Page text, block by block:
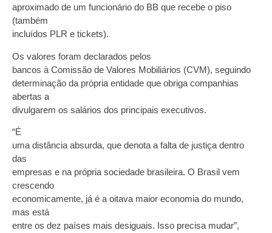
aproximado de um funcionário do BB que recebe o piso
(também
incluídos PLR e tickets).
Os valores foram declarados pelos
bancos à Comissão de Valores Mobiliários (CVM), seguindo
determinação da própria entidade que obriga companhias
abertas a
divulgarem os salários dos principais executivos.
“É
uma distância absurda, que denota a falta de justiça dentro
das
empresas e na própria sociedade brasileira. O Brasil vem
crescendo
economicamente, já é a oitava maior economia do mundo,
mas está
entre os dez países mais desiguais. Isso precisa mudar”,